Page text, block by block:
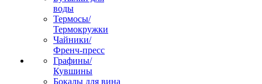
воды
Термосы/
Термокружки
Чайники/
Френч-пресс
Графины/
Кувшины
Бокалы для вина